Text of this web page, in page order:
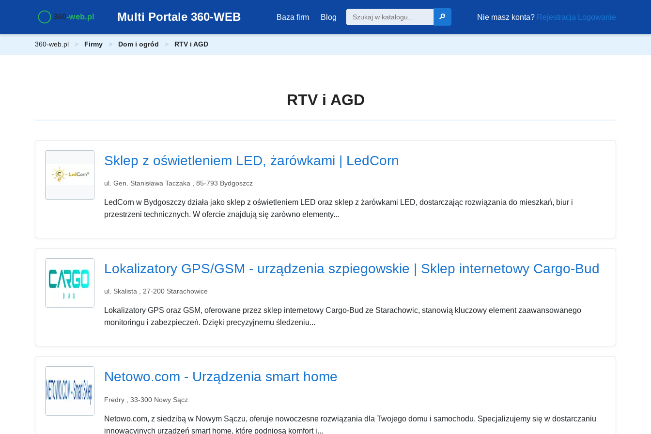
Multi Portale 360-WEB Baza firm Blog 🔎 Nie masz konta? Rejestracja Logowanie
360-web.pl Firmy Dom i ogród RTV i AGD
RTV i AGD
Sklep z oświetleniem LED, żarówkami | LedCorn
ul. Gen. Stanisława Taczaka , 85-793 Bydgoszcz
LedCorn w Bydgoszczy działa jako sklep z oświetleniem LED oraz sklep z żarówkami LED, dostarczając rozwiązania do mieszkań, biur i
przestrzeni technicznych. W ofercie znajdują się zarówno elementy...
Lokalizatory GPS/GSM - urządzenia szpiegowskie | Sklep internetowy Cargo-Bud
ul. Skalista , 27-200 Starachowice
Lokalizatory GPS oraz GSM, oferowane przez sklep internetowy Cargo-Bud ze Starachowic, stanowią kluczowy element zaawansowanego
monitoringu i zabezpieczeń. Dzięki precyzyjnemu śledzeniu...
Netowo.com - Urządzenia smart home
Fredry , 33-300 Nowy Sącz
Netowo.com, z siedzibą w Nowym Sączu, oferuje nowoczesne rozwiązania dla Twojego domu i samochodu. Specjalizujemy się w dostarczaniu
innowacyjnych urządzeń smart home, które podniosą komfort i...